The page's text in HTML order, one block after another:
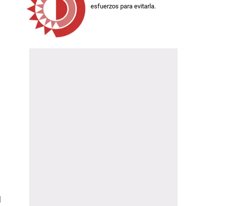
esfuerzos para evitarla.